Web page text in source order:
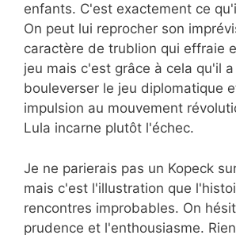
enfants. C'est exactement ce
On peut lui reprocher son
caractère de trublion qui effraie
jeu mais c'est grâce à cela qu'il a
bouleverser le jeu diplomatique
impulsion au mouvement
Lula incarne plutôt l'échec.
Je ne parierais pas un Kopeck
mais c'est l'illustration que
rencontres improbables. On
prudence et l'enthousiasme.